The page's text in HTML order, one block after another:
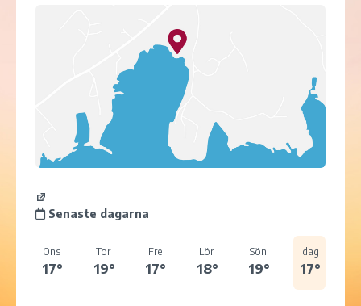
Senaste dagarna
Ons
17°
Tor
19°
Fre
17°
Lör
18°
Sön
19°
Idag
17°